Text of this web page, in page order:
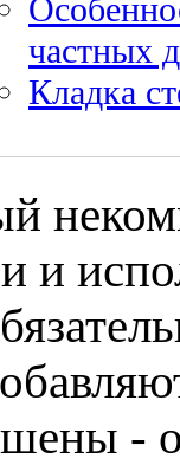
частных
Кладка
и
-